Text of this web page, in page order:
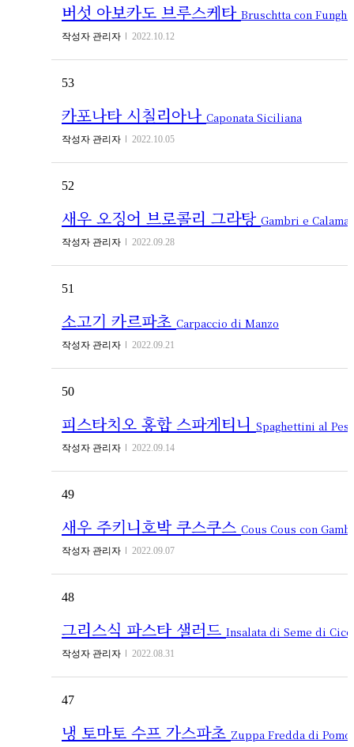
버섯 아보카도 브루스케타 Bruschtta con Funghi e Crema di Avocado
작성자 관리자 2022.10.12
53
카포나타 시칠리아나 Caponata Siciliana
작성자 관리자 2022.10.05
52
새우 오징어 브로콜리 그라탕 Gambri e Calamari Gratinate con Broccoli
작성자 관리자 2022.09.28
51
소고기 카르파초 Carpaccio di Manzo
작성자 관리자 2022.09.21
50
피스타치오 홍합 스파게티니 Spaghettini al Pesto di Pistacchi e Cozze
작성자 관리자 2022.09.14
49
새우 주키니호박 쿠스쿠스 Cous Cous con Gamberi e Zucchine
작성자 관리자 2022.09.07
48
그리스식 파스타 샐러드 Insalata di Seme di Cicoria alla Greca
작성자 관리자 2022.08.31
47
냉 토마토 수프 가스파초 Zuppa Fredda di Pomodoro (Gazpacho)